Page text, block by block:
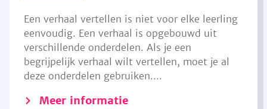
Een verhaal vertellen is niet voor elke leerling
eenvoudig. Een verhaal is opgebouwd uit
verschillende onderdelen. Als je een
begrijpelijk verhaal wilt vertellen, moet je al
deze onderdelen gebruiken....
Meer informatie